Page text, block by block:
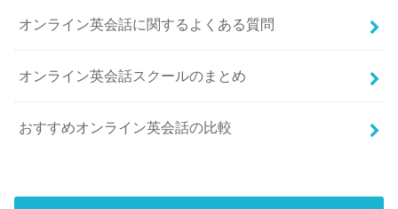
オンライン英会話に関するよくある質問
オンライン英会話スクールのまとめ
おすすめオンライン英会話の比較